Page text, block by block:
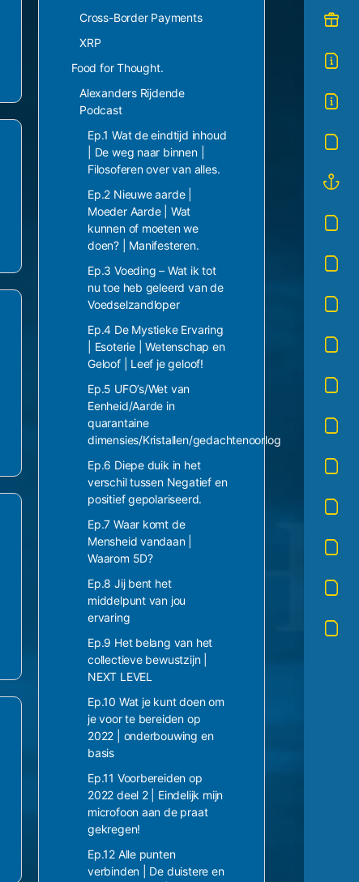
Cross-Border Payments
XRP
Food for Thought.
Alexanders Rijdende
Podcast
Ep.1 Wat de eindtijd inhoud
| De weg naar binnen |
Filosoferen over van alles.
Ep.2 Nieuwe aarde |
Moeder Aarde | Wat
kunnen of moeten we
doen? | Manifesteren.
Ep.3 Voeding – Wat ik tot
nu toe heb geleerd van de
Voedselzandloper
Ep.4 De Mystieke Ervaring
| Esoterie | Wetenschap en
Geloof | Leef je geloof!
Ep.5 UFO’s/Wet van
Eenheid/Aarde in
quarantaine
dimensies/Kristallen/gedachtenoorlog
Ep.6 Diepe duik in het
verschil tussen Negatief en
positief gepolariseerd.
Ep.7 Waar komt de
Mensheid vandaan |
Waarom 5D?
Ep.8 Jij bent het
middelpunt van jou
ervaring
Ep.9 Het belang van het
collectieve bewustzijn |
NEXT LEVEL
Ep.10 Wat je kunt doen om
je voor te bereiden op
2022 | onderbouwing en
basis
Ep.11 Voorbereiden op
2022 deel 2 | Eindelijk mijn
microfoon aan de praat
gekregen!
Ep.12 Alle punten
verbinden | De duistere en